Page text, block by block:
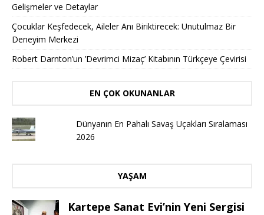
Gelişmeler ve Detaylar
Çocuklar Keşfedecek, Aileler Anı Biriktirecek: Unutulmaz Bir
Deneyim Merkezi
Robert Darnton’un ’Devrimci Mizaç’ Kitabının Türkçeye Çevirisi
EN ÇOK OKUNANLAR
Dünyanın En Pahalı Savaş Uçakları Sıralaması
2026
YAŞAM
Kartepe Sanat Evi’nin Yeni Sergisi